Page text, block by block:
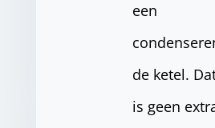
een
de ketel.
is geen